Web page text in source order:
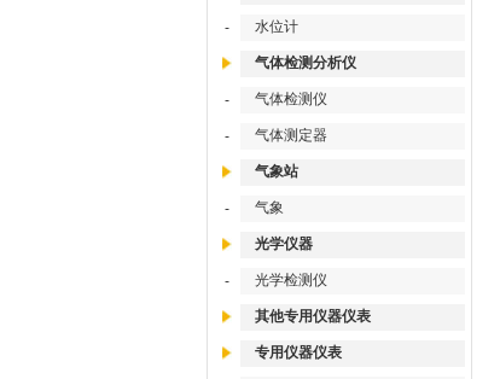
- 水位计
气体检测分析仪
- 气体检测仪
- 气体测定器
气象站
- 气象
光学仪器
- 光学检测仪
其他专用仪器仪表
专用仪器仪表